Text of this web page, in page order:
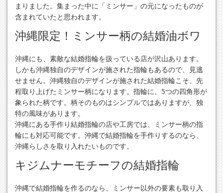
まりました。集まった中に「ミンサー」の元になったものが
含まれていたと思われます。
沖縄限定！ミンサー柄の結婚油ボワ
沖縄にも、素敵な結婚指輪を扱っている店が沢山あります。
しかも沖縄独自のデザインが施された指輪もあるので、見逃
せません。沖縄独自のデザインが施された結婚指輪こそ、先
程取り上げたミンサー柄になります。指輪に、5つの四角形が
象られた柄です。柄そのものはシンプルではありますが、独
特の風味があります。
沖縄にある手作り結婚指輪の店や工房では、ミンサー柄の指
輪にも対応可能です。沖縄で結婚指輪を手作りするのなら、
沖縄らしさを取り入れたいものです。
キジムナーモチーフの結婚指輪
沖縄で結婚指輪を作るのなら、ミンサー以外の要素も取り入